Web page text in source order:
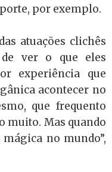
por exemplo.
atuações clichês
ver o que eles
experiência que
acontecer no
que frequento
muito. Mas quando
no mundo”,